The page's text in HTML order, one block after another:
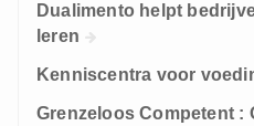
Dualimento helpt
leren
Kenniscentra voor
Grenzeloos Competent :